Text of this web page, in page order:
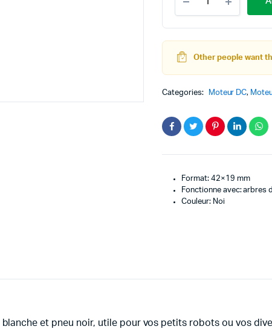
pas à pas
Kit Robot
pour
moteur
Pololu
Other people want
Categories: Moteur DC,
Format: 42×19 mm
Fonctionne avec: arbres
Couleur: Noi
et pneu noir, utile pour vos petits robots ou vos